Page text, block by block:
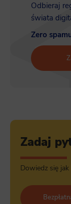
Odbieraj
świata
Zero
Zadaj
Dowiedz się